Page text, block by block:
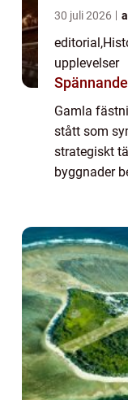
30 juli 2026
editorial,
upplevelser
Gamla
stått som
strategiskt
byggnader